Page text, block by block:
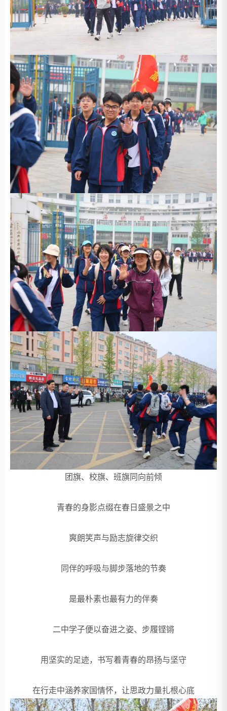
团旗、校旗、班旗同向前倾
青春的身影点缀在春日盛景之中
爽朗笑声与励志旋律交织
同伴的呼吸与脚步落地的节奏
是最朴素也最有力的伴奏
二中学子便以奋进之姿、步履铿锵
用坚实的足迹，书写着青春的昂扬与坚守
在行走中涵养家国情怀，让思政力量扎根心底